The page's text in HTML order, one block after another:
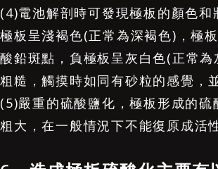
(4)電池解剖時可發現極板的顏色和
極板呈淺褐色(正常為深褐色)，極
酸鉛斑點，負極板呈灰白色(正常為
粗糙，觸摸時如同有砂粒的感覺，
(5)嚴重的硫酸鹽化，極板形成的硫
粗大，在一般情況下不能復原成活